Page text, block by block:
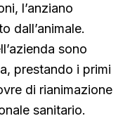
l’anziano
dall’animale.
sono
prestando i primi
di rianimazione
sanitario.